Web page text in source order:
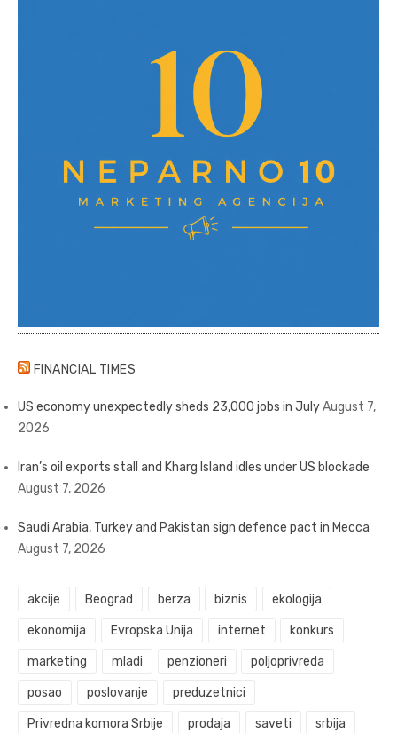
FINANCIAL TIMES
US economy unexpectedly sheds 23,000 jobs in JulyAugust 7,
2026
Iran’s oil exports stall and Kharg Island idles under US blockade
August 7, 2026
Saudi Arabia, Turkey and Pakistan sign defence pact in Mecca
August 7, 2026
akcije Beograd berza biznis ekologija
ekonomija Evropska Unija internet konkurs
marketing mladi penzioneri poljoprivreda
posao poslovanje preduzetnici
Privredna komora Srbije prodaja saveti srbija